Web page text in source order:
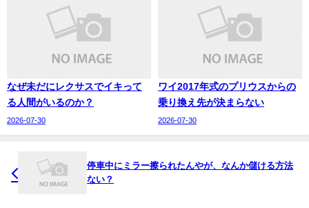
なぜ未だにレクサスでイキって
る人間がいるのか？
2026-07-30
ワイ2017年式のプリウスからの
乗り換え先が決まらない
2026-07-30
停車中にミラー擦られたんやが、なんか儲ける方法
ない？